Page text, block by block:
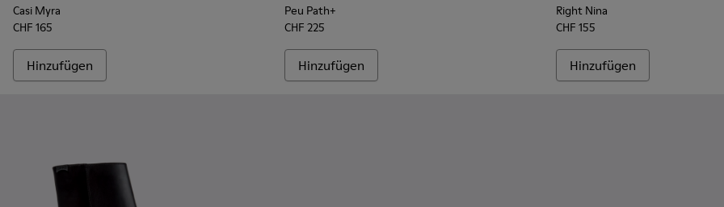
Casi Myra
CHF 165
Hinzufügen
Peu Path+
CHF 225
Hinzufügen
Right Nina
CHF 155
Hinzufügen